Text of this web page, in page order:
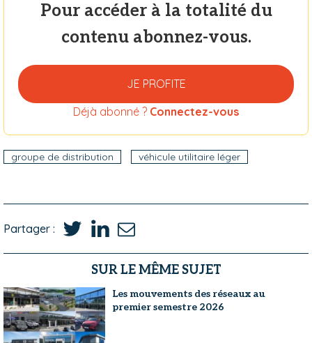
Pour accéder à la totalité du
contenu abonnez-vous.
JE PROFITE
Déjà abonné ? Connectez-vous
groupe de distribution véhicule utilitaire léger
Partager :
SUR LE MÊME SUJET
Les mouvements des réseaux au
premier semestre 2026